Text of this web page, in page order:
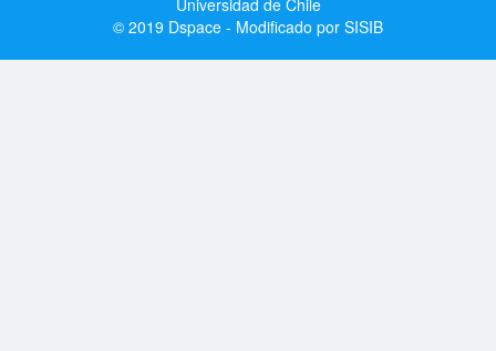
Universidad de Chile
© 2019 Dspace - Modificado por SISIB